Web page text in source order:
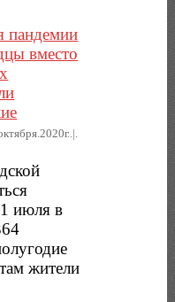
пандемии
вместо
июля в
жители